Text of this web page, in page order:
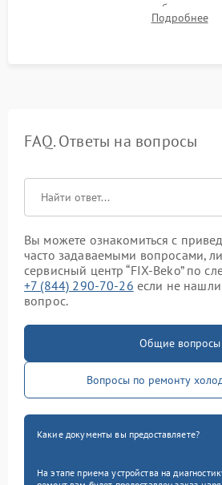
компрессора, отсутствия обмерзания
срабатывания системыПодробнее
FAQ. Ответы на вопросы
Вы можете ознакомиться с
часто задаваемыми вопросами,
сервисный центр “FIX-Beko” по
+7 (844) 290-70-26 если не нашли
вопрос.
Общие вопросы
Вопросы по ремонту
Какие документы вы предоставляете?
На этапе приема устройства на